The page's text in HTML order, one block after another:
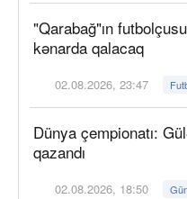
"Qarabağ"ın
kənarda qalacaq
02.08.2026, 23:47
Dünya çempionatı:
qazandı
02.08.2026, 18:50